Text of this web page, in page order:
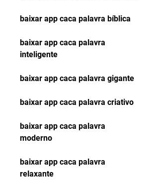
baixar app caca palavra bíblica
baixar app caca palavra
inteligente
baixar app caca palavra gigante
baixar app caca palavra criativo
baixar app caca palavra
moderno
baixar app caca palavra
relaxante